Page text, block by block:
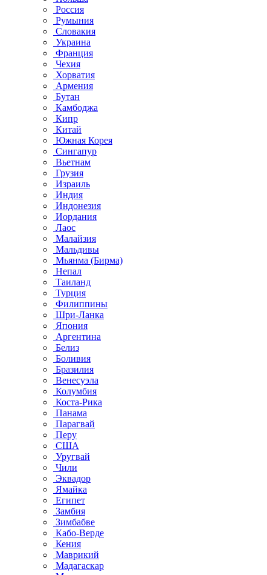
Россия
Румыния
Словакия
Украина
Франция
Чехия
Хорватия
Армения
Бутан
Камбоджа
Кипр
Китай
Южная Корея
Сингапур
Вьетнам
Грузия
Израиль
Индия
Индонезия
Иордания
Лаос
Малайзия
Мальдивы
Мьянма (Бирма)
Непал
Таиланд
Турция
Филиппины
Шри-Ланка
Япония
Аргентина
Белиз
Боливия
Бразилия
Венесуэла
Колумбия
Коста-Рика
Панама
Парагвай
Перу
США
Уругвай
Чили
Эквадор
Ямайка
Египет
Замбия
Зимбабве
Кабо-Верде
Кения
Маврикий
Мадагаскар